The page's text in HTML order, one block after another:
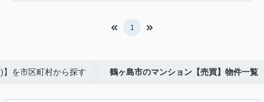
1
を市区町村から探す 鶴ヶ島市のマンション【売買】物件一覧